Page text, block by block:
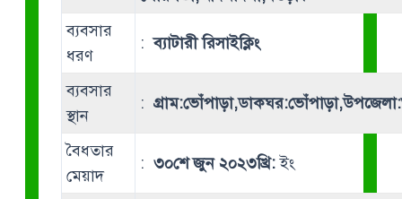
ব্যবসার
ধরণ
:ব্যাটারী রিসাইক্লিং
ব্যবসার
স্থান
:
বৈধতার
মেয়াদ
: ৩০শে জুন ২০২৩খ্রি:ইং